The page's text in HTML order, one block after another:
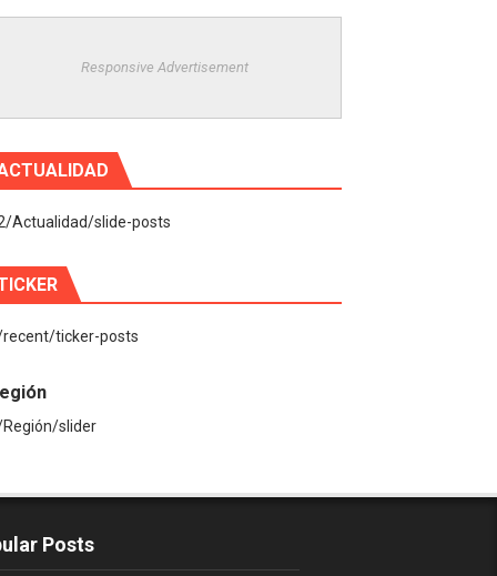
Responsive Advertisement
Actualidad/slide-posts
ticker-posts
slider
Posts